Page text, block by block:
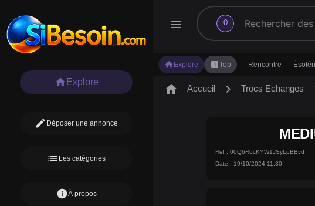
menu 0
search
home Explore looks_oneTop Rencontre
home Explore
edit Déposer une annonce
list Les catégories
infoÀ propos
home Accueil chevron_right Trocs Echanges
Ref : 00Q6R6cKYW1JSyLpBBvd
Date : 19/10/2024 11:30